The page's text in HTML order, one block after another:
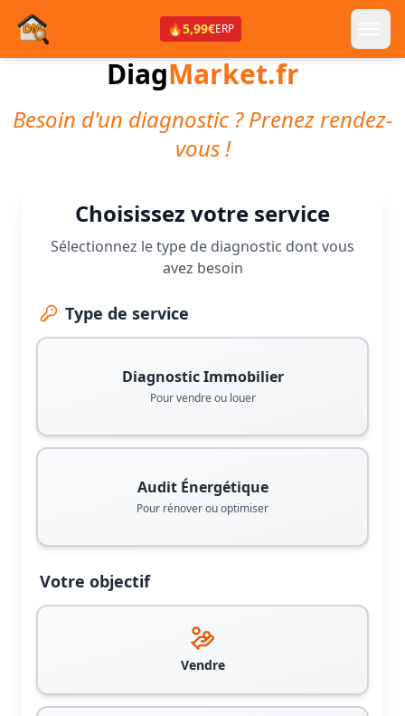
🔥5,99€ERP
DiagMarket.fr
Besoin d'un diagnostic ? Prenez rendez-
vous !
Choisissez votre service
Sélectionnez le type de diagnostic dont vous
avez besoin
Type de service
Diagnostic Immobilier
Pour vendre ou louer
Audit Énergétique
Pour rénover ou optimiser
Votre objectif
Vendre